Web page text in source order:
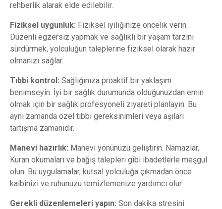
rehberlik alarak elde edilebilir.
Fiziksel uygunluk: Fiziksel iyiliğinize öncelik verin.
Düzenli egzersiz yapmak ve sağlıklı bir yaşam tarzını
sürdürmek, yolculuğun taleplerine fiziksel olarak hazır
olmanızı sağlar.
Tıbbi kontrol: Sağlığınıza proaktif bir yaklaşım
benimseyin. İyi bir sağlık durumunda olduğunuzdan emin
olmak için bir sağlık profesyoneli ziyareti planlayın. Bu
aynı zamanda özel tıbbi gereksinimleri veya aşıları
tartışma zamanıdır.
Manevi hazırlık: Manevi yönünüzü geliştirin. Namazlar,
Kuran okumaları ve bağış talepleri gibi ibadetlerle meşgul
olun. Bu uygulamalar, kutsal yolculuğa çıkmadan önce
kalbinizi ve ruhunuzu temizlemenize yardımcı olur.
Gerekli düzenlemeleri yapın: Son dakika stresini